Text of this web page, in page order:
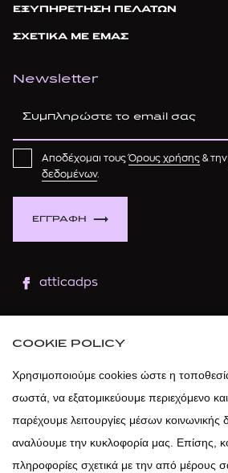
ΕΞΥΠΗΡΕΤΗΣΗ ΠΕΛΑΤΩΝ
ΣΧΕΤΙΚΑ ΜΕ ΕΜΑΣ
Newsletter
ΕΓΓΡΑΦΗ
Αποδέχομαι τουςΌρους χρήσης & την
δεδομένων.
atticadps
atticadps
COOKIE POLICY
Χρησιμοποιούμε cookies ώστε η
σωστά, να εξατομικεύουμε περιεχόμενο
παρέχουμε λειτουργίες μέσων κοινωνικής
αναλύουμε την κυκλοφορία μας. Επίσης,
πληροφορίες σχετικά με την από μέρους